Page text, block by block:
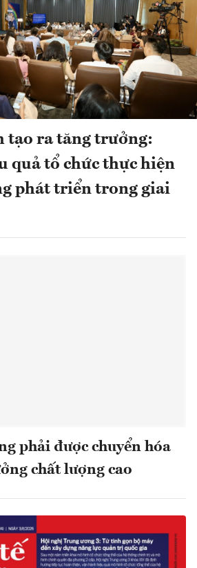
tạo ra tăng trưởng:
quả tổ chức thực hiện
phát triển trong giai
phải được chuyển hóa
chất lượng cao